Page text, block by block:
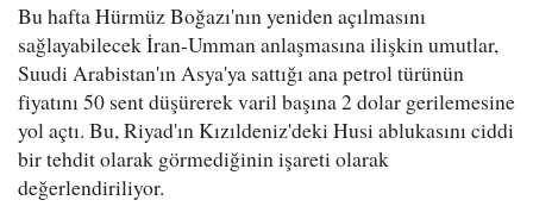
Bu hafta Hürmüz Boğazı'nın yeniden açılmasını
sağlayabilecek İran-Umman anlaşmasına ilişkin umutlar,
Suudi Arabistan'ın Asya'ya sattığı ana petrol türünün
fiyatını 50 sent düşürerek varil başına 2 dolar gerilemesine
yol açtı. Bu, Riyad'ın Kızıldeniz'deki Husi ablukasını ciddi
bir tehdit olarak görmediğinin işareti olarak
değerlendiriliyor.